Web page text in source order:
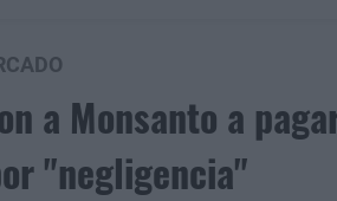
a Monsanto a
"negligencia"